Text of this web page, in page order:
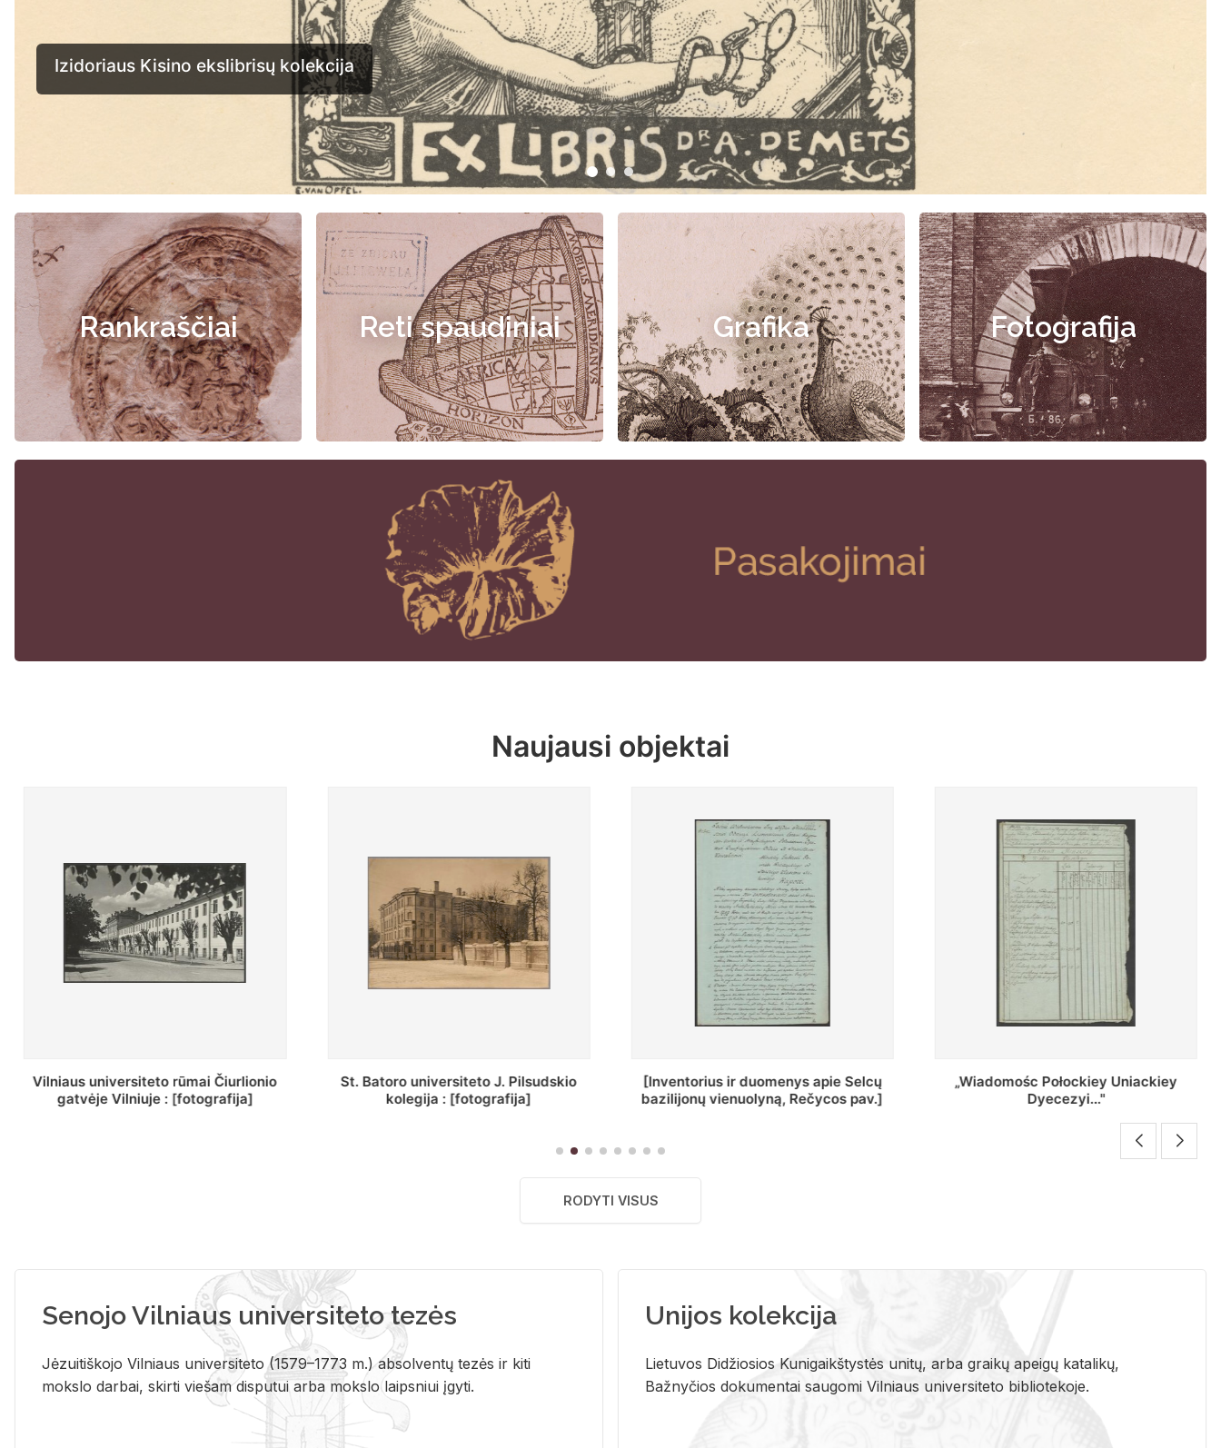
Rankraščiai Reti spaudiniai Grafika Fotografija
Naujausi objektai
St. Batoro universiteto J. Pilsudskio
kolegija : [fotografija]
[Inventorius ir duomenys apie Selcų
bazilijonų vienuolyną, Rečycos pav.]
„Wiadomośc Połockiey Uniackiey
Dyecezyi..."
Regestr Parochow Dekanatu
Brzeskiego
RODYTI VISUS
Senojo Vilniaus universiteto tezės
Jėzuitiškojo Vilniaus universiteto (1579–1773 m.) absolventų tezės ir kiti
mokslo darbai, skirti viešam disputui arba mokslo laipsniui įgyti.
Unijos kolekcija
Lietuvos Didžiosios Kunigaikštystės unitų, arba graikų apeigų katalikų,
Bažnyčios dokumentai saugomi Vilniaus universiteto bibliotekoje.